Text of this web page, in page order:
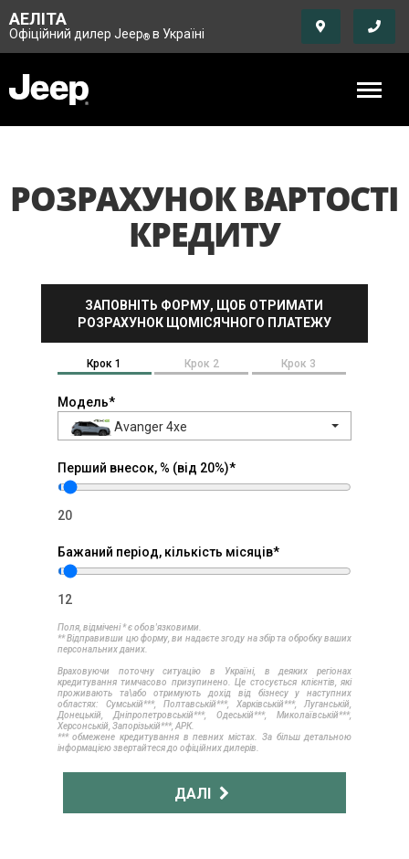
АЕЛІТА
Офіційний дилер Jeep® в Україні
РОЗРАХУНОК ВАРТОСТІ
КРЕДИТУ